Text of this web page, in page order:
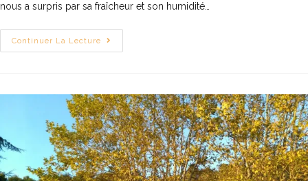
nous a surpris par sa fraîcheur et son humidité…
Continuer La Lecture